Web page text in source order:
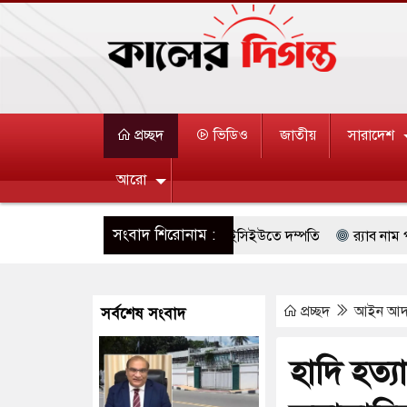
প্রচ্ছদ ভিডিও জাতীয় সারাদেশ
আরো
সংবাদ শিরোনাম :
বাসভবনে আগুন, আইসিইউতে দম্পতি র‌্যাব নাম পরিবর্তন
শিক্ষক নিহত, হামলাকারীর আত্মহত্যা হামলা চালালে মধ্যপ্রাচ্যে
নিরাপত্তা তল্লাশিতে ছাড় দেওয়া হবে না: মন্ত্রী বিদেশের কারাগারে
থাকুক, ইরানে একক সামরিক পদক্ষেপের ইঙ্গিত বায়তুল মোকাররমে
প্রচ্ছদ আইন
হাদি
সর্বশেষ সংবাদ